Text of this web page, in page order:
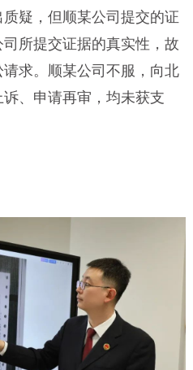
疑，但顺某公司提交的证
所提交证据的真实性，故
求。顺某公司不服，向北
、申请再审，均未获支